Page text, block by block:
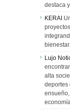
destaca
KERAI
bienestar.
Lujo
alta
deportes